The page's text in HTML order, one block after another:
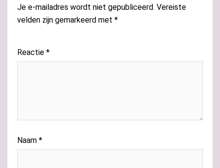
Je e-mailadres wordt niet gepubliceerd. Vereiste
velden zijn gemarkeerd met *
Reactie *
Naam *